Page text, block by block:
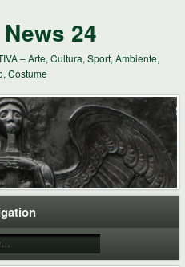
24
– Arte, Cultura, Sport, Ambiente,
Costume